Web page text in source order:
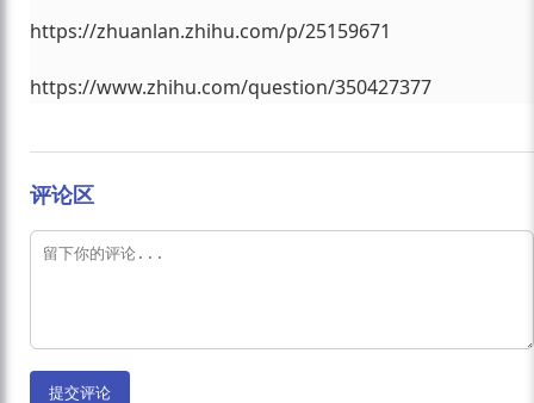
https://zhuanlan.zhihu.com/p/25159671
https://www.zhihu.com/question/350427377
评论区
提交评论